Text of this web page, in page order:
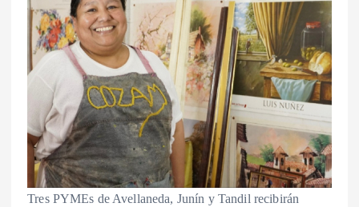
Tres PYMEs de Avellaneda, Junín y Tandil recibirán